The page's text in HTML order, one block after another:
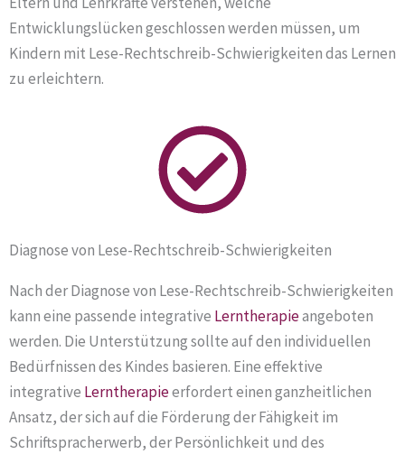
Entwicklungslücken geschlossen werden müssen, um
Kindern mit Lese-Rechtschreib-Schwierigkeiten das Lernen
zu erleichtern.
Diagnose von Lese-Rechtschreib-Schwierigkeiten
Nach der Diagnose von Lese-Rechtschreib-Schwierigkeiten
kann eine passende integrative Lerntherapieangeboten
werden. Die Unterstützung sollte auf den individuellen
Bedürfnissen des Kindes basieren. Eine effektive
integrative Lerntherapieerfordert einen ganzheitlichen
Ansatz, der sich auf die Förderung der Fähigkeit im
Schriftspracherwerb, der Persönlichkeit und des